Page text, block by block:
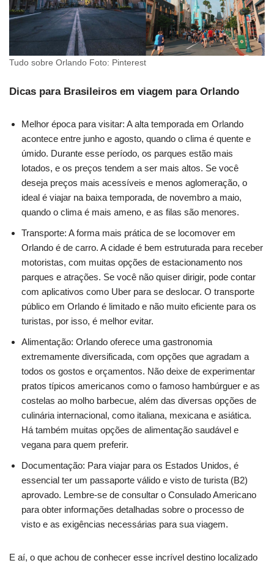
Tudo sobre Orlando Foto: Pinterest
Dicas para Brasileiros em viagem para Orlando
Melhor época para visitar: A alta temporada em Orlando
acontece entre junho e agosto, quando o clima é quente e
úmido. Durante esse período, os parques estão mais
lotados, e os preços tendem a ser mais altos. Se você
deseja preços mais acessíveis e menos aglomeração, o
ideal é viajar na baixa temporada, de novembro a maio,
quando o clima é mais ameno, e as filas são menores.
Transporte: A forma mais prática de se locomover em
Orlando é de carro. A cidade é bem estruturada para receber
motoristas, com muitas opções de estacionamento nos
parques e atrações. Se você não quiser dirigir, pode contar
com aplicativos como Uber para se deslocar. O transporte
público em Orlando é limitado e não muito eficiente para os
turistas, por isso, é melhor evitar.
Alimentação: Orlando oferece uma gastronomia
extremamente diversificada, com opções que agradam a
todos os gostos e orçamentos. Não deixe de experimentar
pratos típicos americanos como o famoso hambúrguer e as
costelas ao molho barbecue, além das diversas opções de
culinária internacional, como italiana, mexicana e asiática.
Há também muitas opções de alimentação saudável e
vegana para quem preferir.
Documentação: Para viajar para os Estados Unidos, é
essencial ter um passaporte válido e visto de turista (B2)
aprovado. Lembre-se de consultar o Consulado Americano
para obter informações detalhadas sobre o processo de
visto e as exigências necessárias para sua viagem.
E aí, o que achou de conhecer esse incrível destino localizado